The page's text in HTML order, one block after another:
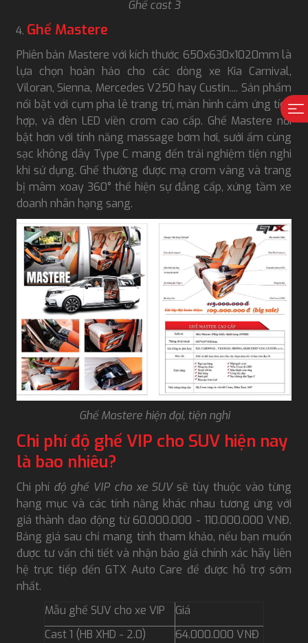
Ghế cast 3
Ghế Mastere
Phiên bản Mastere với kích thước 650x630x1020mm là
lựa chọn hoàn hảo cho các dòng xe Kia Carnival,
Viloran, Sienna, Mercedes V250 hay Custin.... Sản phẩm
nổi bật với cụm pha lê trang trí, màn hình cảm ứng tích
hợp, và đèn LED viền crom cao cấp. Ghế Mastere nổi
bật hơn với tính năng massage bơm hơi, sưởi ấm cùng
sạc không dây Type C mang đến trải nghiệm tiện nghi
khi sử dụng. Ghế thường được mạ crom vàng và trang
bị mâm xoay 360° thể hiện sự đẳng cấp, xứng tầm xe
doanh nhân hạng sang.
Ghế Mastere hiện đại, tiện nghi
Chi phí độ ghế VIP cho SUV hiện nay
là bao nhiêu?
Chi phí độ ghế VIP cho xe SUVsẽ tùy thuộc vào từng
hạng mục và các tính năng khác nhau tương ứng với
giá thành dao động từ 60.000.000 - 110.000.000 VNĐ.
Bảng giá sau chỉ mang tính tham khảo, nếu bạn muốn
được tư vấn chi tiết và nhận báo giá chính xác hãy liên
hệ trực tiếp đến GTX Auto Care để được hỗ trợ sớm
nhất.
Mẫu ghế SUV cho xe VIP
Giá
Cast 1 (HB XHD - 2.0)
64.000.000 VNĐ